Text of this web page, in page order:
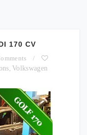
170 CV
/
,Volkswagen